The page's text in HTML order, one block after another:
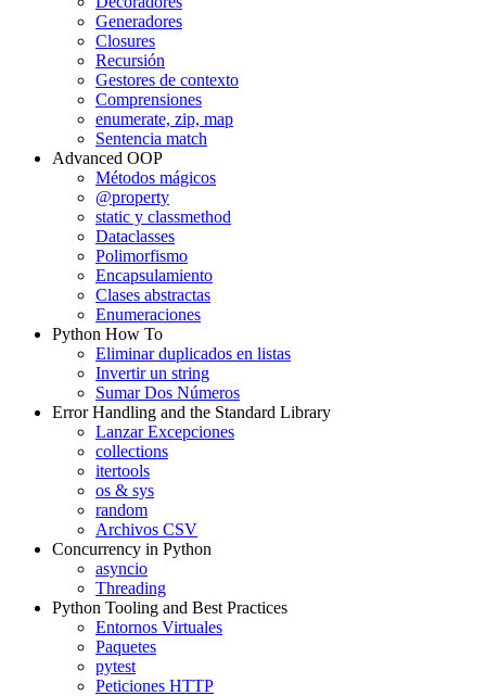
Generadores
Closures
Recursión
Gestores de contexto
Comprensiones
enumerate, zip, map
Sentencia match
Advanced OOP
Métodos mágicos
@property
static y classmethod
Dataclasses
Polimorfismo
Encapsulamiento
Clases abstractas
Enumeraciones
Python How To
Eliminar duplicados en listas
Invertir un string
Sumar Dos Números
Error Handling and the Standard Library
Lanzar Excepciones
collections
itertools
os & sys
random
Archivos CSV
Concurrency in Python
asyncio
Threading
Python Tooling and Best Practices
Entornos Virtuales
Paquetes
pytest
Peticiones HTTP